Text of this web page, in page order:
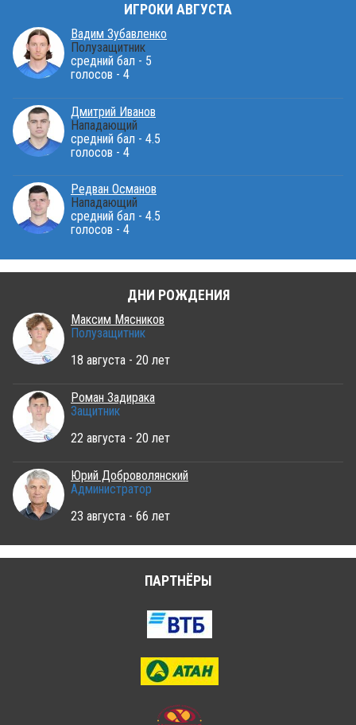
ИГРОКИ АВГУСТА
Вадим Зубавленко
Полузащитник
средний бал - 5
голосов - 4
Дмитрий Иванов
Нападающий
средний бал - 4.5
голосов - 4
Редван Османов
Нападающий
средний бал - 4.5
голосов - 4
ДНИ РОЖДЕНИЯ
Максим Мясников
Полузащитник
18 августа - 20 лет
Роман Задирака
Защитник
22 августа - 20 лет
Юрий Доброволянский
Администратор
23 августа - 66 лет
ПАРТНЁРЫ